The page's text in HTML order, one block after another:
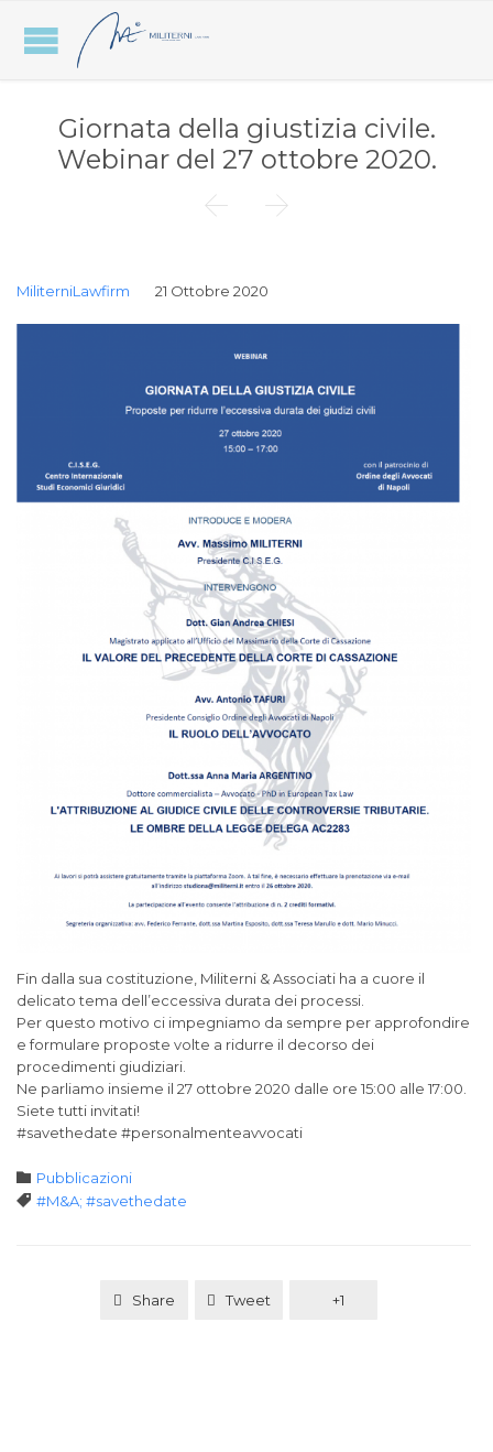
Giornata della giustizia civile.
Webinar del 27 ottobre 2020.
 
MiliterniLawfirm 21 Ottobre 2020
Fin dalla sua costituzione, Militerni & Associati ha a cuore il
delicato tema dell’eccessiva durata dei processi.
Per questo motivo ci impegniamo da sempre per approfondire
e formulare proposte volte a ridurre il decorso dei
procedimenti giudiziari.
Ne parliamo insieme il 27 ottobre 2020 dalle ore 15:00 alle 17:00.
Siete tutti invitati!
#savethedate #personalmenteavvocati
 Category
Pubblicazioni
 Tags
#M&A; #savethedate
Share Tweet +1